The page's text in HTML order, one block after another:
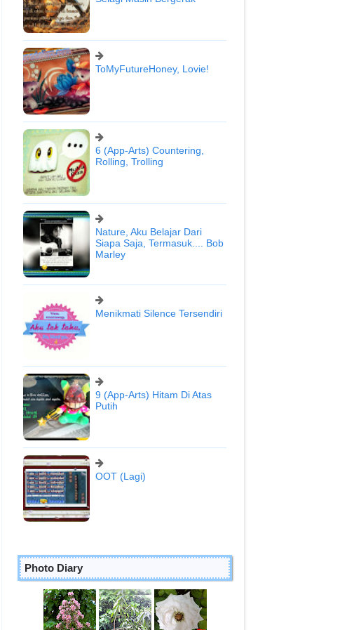
ToMyFutureHoney, Lovie!
6 (App-Arts) Countering,
Rolling, Trolling
Nature, Aku Belajar Dari
Siapa Saja, Termasuk.... Bob
Marley
Menikmati Silence Tersendiri
9 (App-Arts) Hitam Di Atas
Putih
OOT (Lagi)
Photo Diary